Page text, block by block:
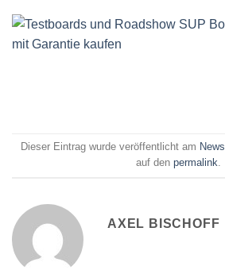
Dieser Eintrag wurde veröffentlicht am News
auf den permalink
AXEL BISCHOFF